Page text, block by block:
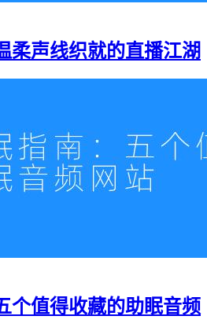
柔声线织就的直播江湖
个值得收藏的助眠音频